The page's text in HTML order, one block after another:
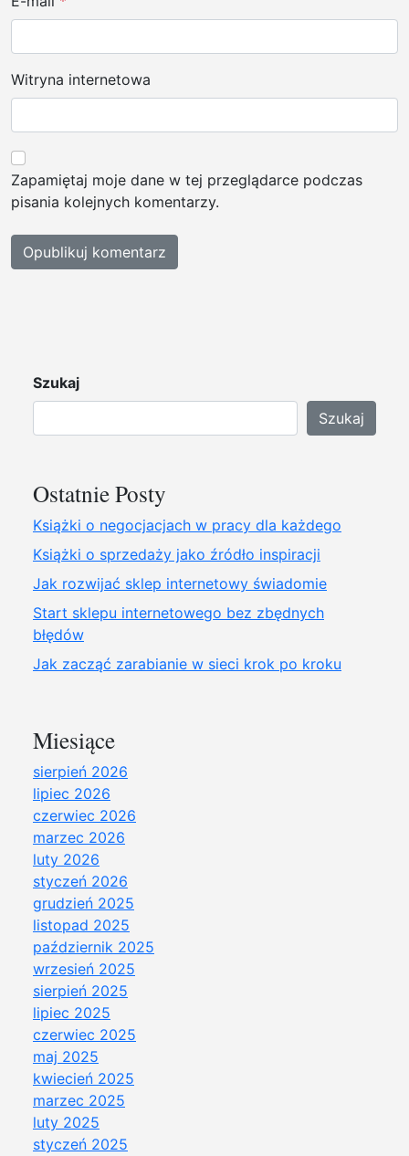
Witryna internetowa
Zapamiętaj moje dane w tej przeglądarce podczas
pisania kolejnych komentarzy.
Szukaj
Szukaj
Ostatnie Posty
Książki o negocjacjach w pracy dla każdego
Książki o sprzedaży jako źródło inspiracji
Jak rozwijać sklep internetowy świadomie
Start sklepu internetowego bez zbędnych
błędów
Jak zacząć zarabianie w sieci krok po kroku
Miesiące
sierpień 2026
lipiec 2026
czerwiec 2026
marzec 2026
luty 2026
styczeń 2026
grudzień 2025
listopad 2025
październik 2025
wrzesień 2025
sierpień 2025
lipiec 2025
czerwiec 2025
maj 2025
kwiecień 2025
marzec 2025
luty 2025
styczeń 2025